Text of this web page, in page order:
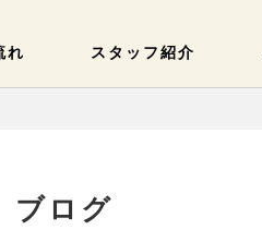
れ スタッフ紹介
ブログ